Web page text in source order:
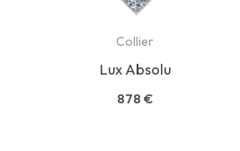
Collier
Lux Absolu
878 €